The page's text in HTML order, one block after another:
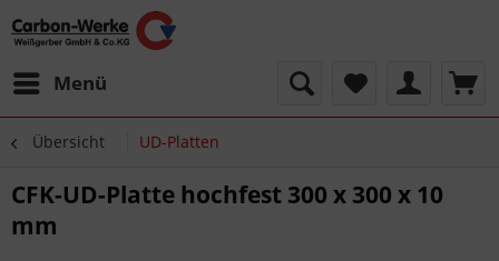
Menü
Übersicht UD-Platten
CFK-UD-Platte hochfest 300 x 300 x 10
mm